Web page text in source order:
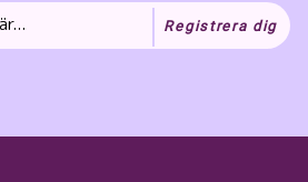
Registrera dig